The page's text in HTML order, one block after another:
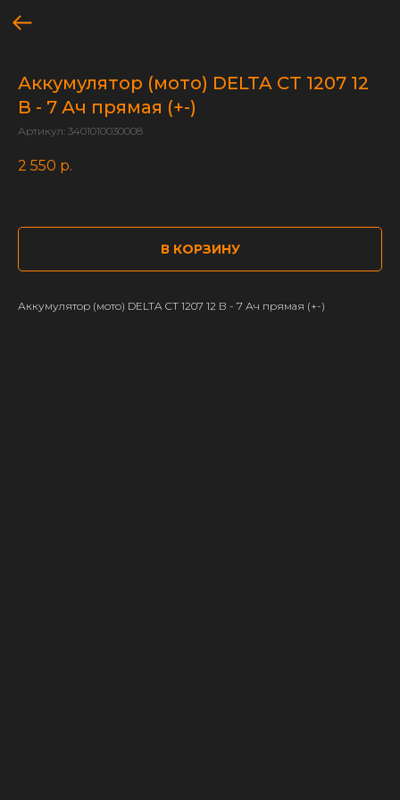
Аккумулятор (мото) DELTA СТ 1207 12
В - 7 Ач прямая (+-)
Артикул: 3401010030008
2 550 р.
В КОРЗИНУ
Аккумулятор (мото) DELTA СТ 1207 12 В - 7 Ач прямая (+-)